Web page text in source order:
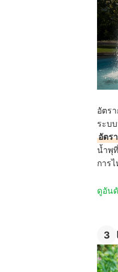
อัตร
ระบ
อัตร
น้ำพุ
การ
ดูอัน
3